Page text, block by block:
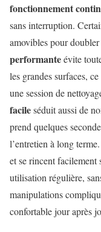
fonctionnement
sans interruption.
amovibles pour
performanteévite
les grandes surfaces,
une session de
facileséduit aussi de
prend quelques
l’entretien à long
et se rincent facilement
utilisation régulière,
manipulations
confortable jour après